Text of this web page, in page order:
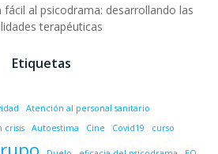
al psicodrama: desarrollando las
terapéuticas
Etiquetas
Atención al personal sanitario
crisis
Autoestima Cine Covid19 curso